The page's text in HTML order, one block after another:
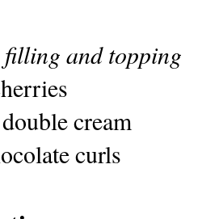
filling and topping
cream
curls